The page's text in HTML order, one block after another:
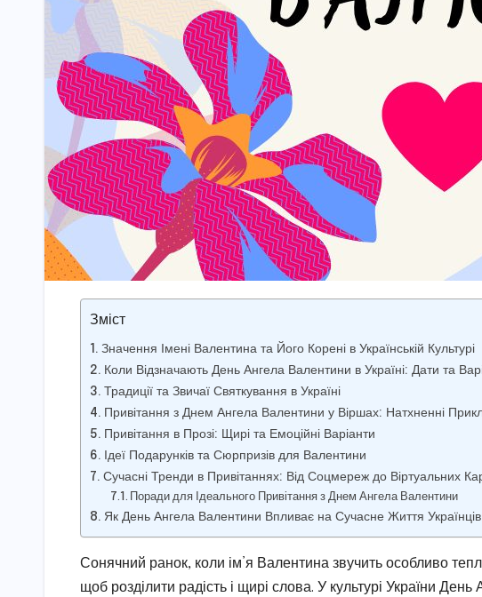
Зміст
Значення Імені Валентина та Його Корені в Українській Культурі
Коли Відзначають День Ангела Валентини в Україні: Дати та
Традиції та Звичаї Святкування в Україні
Привітання з Днем Ангела Валентини у Віршах: Натхненні
Привітання в Прозі: Щирі та Емоційні Варіанти
Ідеї Подарунків та Сюрпризів для Валентини
Сучасні Тренди в Привітаннях: Від Соцмереж до Віртуальних
Поради для Ідеального Привітання з Днем Ангела Валентини
Як День Ангела Валентини Впливає на Сучасне Життя Українців
Сонячний ранок, коли ім’я Валентина звучить особливо
щоб розділити радість і щирі слова. У культурі України